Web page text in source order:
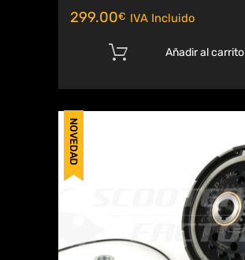
299.00€ IVA Incluido
Añadir al carrito
NOVEDAD